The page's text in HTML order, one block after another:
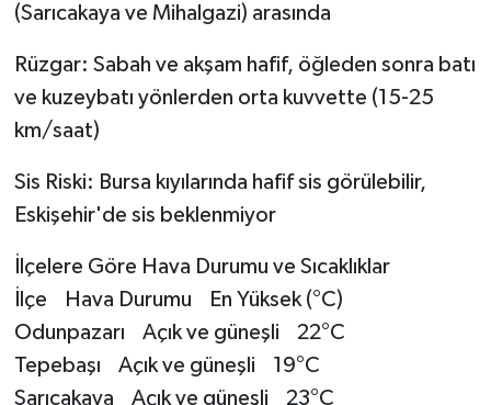
(Sarıcakaya ve Mihalgazi) arasında
Rüzgar: Sabah ve akşam hafif, öğleden sonra batı
ve kuzeybatı yönlerden orta kuvvette (15-25
km/saat)
Sis Riski: Bursa kıyılarında hafif sis görülebilir,
Eskişehir'de sis beklenmiyor
İlçelere Göre Hava Durumu ve Sıcaklıklar
İlçe Hava Durumu En Yüksek (°C)
Odunpazarı Açık ve güneşli 22°C
Tepebaşı Açık ve güneşli 19°C
Sarıcakaya Açık ve güneşli 23°C